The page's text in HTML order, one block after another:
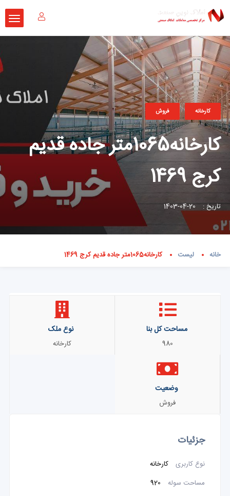
کارخانه فروش
کارخانه1065متر جاده قدیم
کرج 1469
تاریخ : 20-04-1403
خانه لیست کارخانه1065متر جاده قدیم کرج 1469
مساحت کل بنا
980
نوع ملک
کارخانه
وضعیت
فروش
جزئیات
نوع کاربری
کارخانه
مساحت سوله